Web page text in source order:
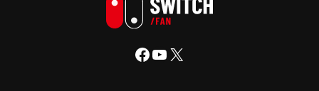
Facebook YouTube X